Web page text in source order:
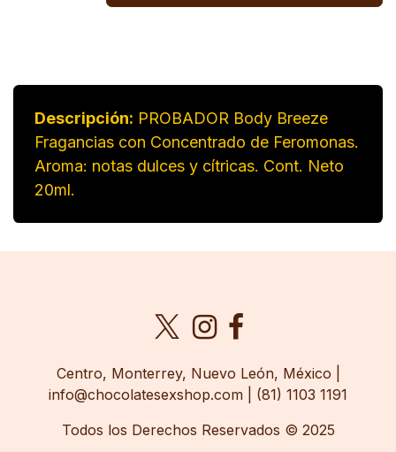
Descripción: PROBADOR Body Breeze
Fragancias con Concentrado de Feromonas.
Aroma: notas dulces y cítricas. Cont. Neto
20ml.
​Centro, Monterrey, Nuevo León, México |
info@chocolatesexshop.com | (81) 1103 1191
Todos los Derechos Reservados © 2025